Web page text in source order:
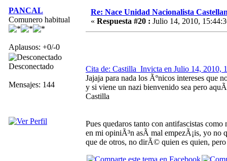
PANCAL
Comunero habitual
Aplausos: +0/-0
Desconectado
Mensajes: 144
Re: Nace Unidad Nacionalista
« Respuesta #20 : Julio 14, 2010,
Cita de: Castilla_Invicta en Julio 14, 2010,
Jajaja para nada los Ãºnicos intereses que
y si viene un nazi bienvenido sea pero
Castilla
Pues quedaros tanto con antifascistas
en mi opiniÃ³n asÃ­ mal empezÃ¡is, yo no
que de otros, no dirÃ© quien es quien,